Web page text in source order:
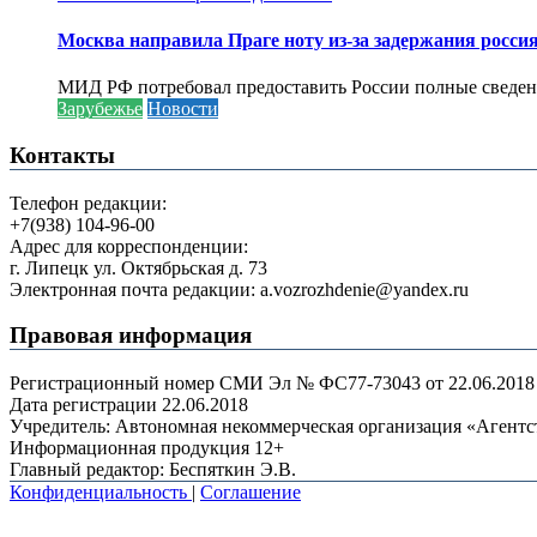
Москва направила Праге ноту из-за задержания
МИД РФ потребовал предоставить России полные
Зарубежье Новости
Контакты
Телефон редакции:
+7(938) 104-96-00
Адрес для корреспонденции:
г. Липецк ул. Октябрьская д. 73
Электронная почта редакции: a.vozrozhdenie@yandex.ru
Правовая информация
Регистрационный номер СМИ Эл № ФС77-73043 от 22.06.2018
Дата регистрации 22.06.2018
Учредитель: Автономная некоммерческая организация
Информационная продукция 12+
Главный редактор: Беспяткин Э.В.
Конфиденциальность | Соглашение